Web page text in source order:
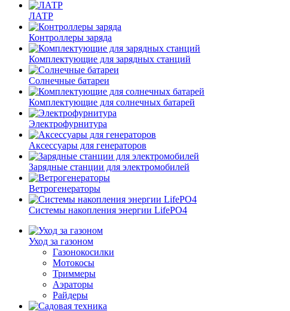
ЛАТР
Контроллеры заряда
Комплектующие для зарядных станций
Солнечные батареи
Комплектующие для солнечных батарей
Электрофурнитура
Аксессуары для генераторов
Зарядные станции для электромобилей
Ветрогенераторы
Системы накопления энергии LifePO4
Уход за газоном
Газонокосилки
Мотокосы
Триммеры
Аэраторы
Райдеры